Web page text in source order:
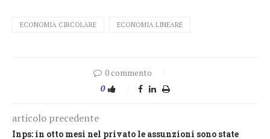
ECONOMIA CIRCOLARE ECONOMIA LINEARE
0 commento
0
articolo precedente
Inps: in otto mesi nel privato le assunzioni sono state